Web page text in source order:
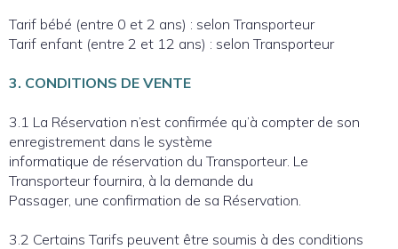
Tarif bébé (entre 0 et 2 ans) : selon Transporteur
Tarif enfant (entre 2 et 12 ans) : selon Transporteur
3. CONDITIONS DE VENTE
3.1 La Réservation n’est confirmée qu’à compter de son
enregistrement dans le système
informatique de réservation du Transporteur. Le
Transporteur fournira, à la demande du
Passager, une confirmation de sa Réservation.
3.2 Certains Tarifs peuvent être soumis à des conditions